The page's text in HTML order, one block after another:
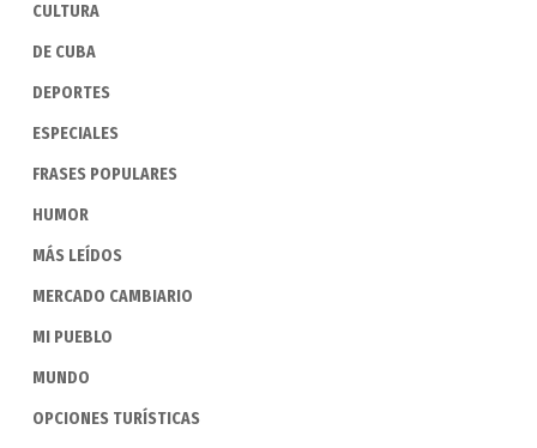
CULTURA
DE CUBA
DEPORTES
ESPECIALES
FRASES POPULARES
HUMOR
MÁS LEÍDOS
MERCADO CAMBIARIO
MI PUEBLO
MUNDO
OPCIONES TURÍSTICAS